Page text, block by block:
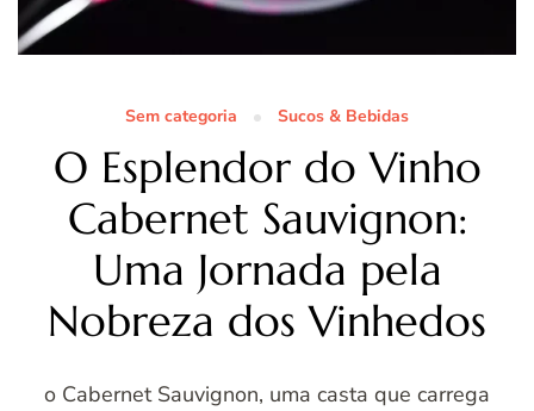
Sem categoria Sucos & Bebidas
O Esplendor do Vinho
Cabernet Sauvignon:
Uma Jornada pela
Nobreza dos Vinhedos
o Cabernet Sauvignon, uma casta que carrega